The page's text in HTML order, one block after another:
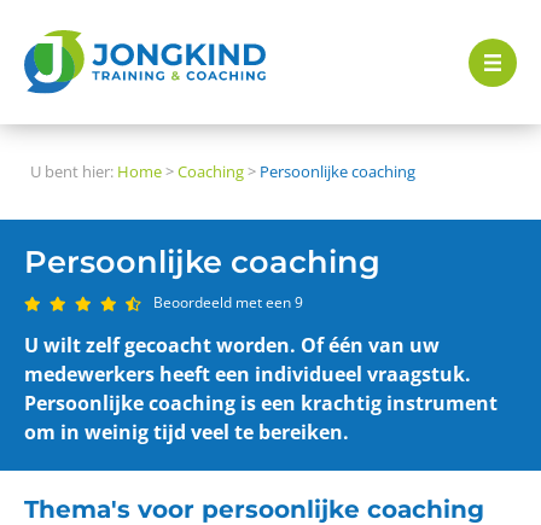
U bent hier: Home>Coaching> Persoonlijke coaching
Persoonlijke coaching
Beoordeeld met een 9
U wilt zelf gecoacht worden. Of één van uw
medewerkers heeft een individueel vraagstuk.
Persoonlijke coaching is een krachtig instrument
om in weinig tijd veel te bereiken.
Thema's voor persoonlijke coaching